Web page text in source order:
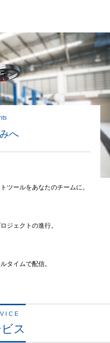
へ
ツールをあなたのチームに。
ジェクトの進⾏。
タイムで配信。
ス